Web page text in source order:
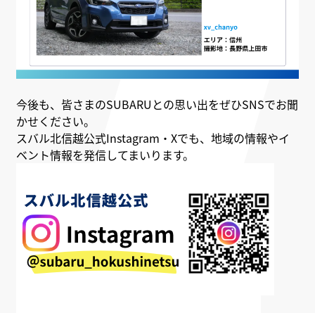
今後も、皆さまのSUBARUとの思い出をぜひSNSでお聞
かせください。
スバル北信越公式Instagram・Xでも、地域の情報やイ
ベント情報を発信してまいります。